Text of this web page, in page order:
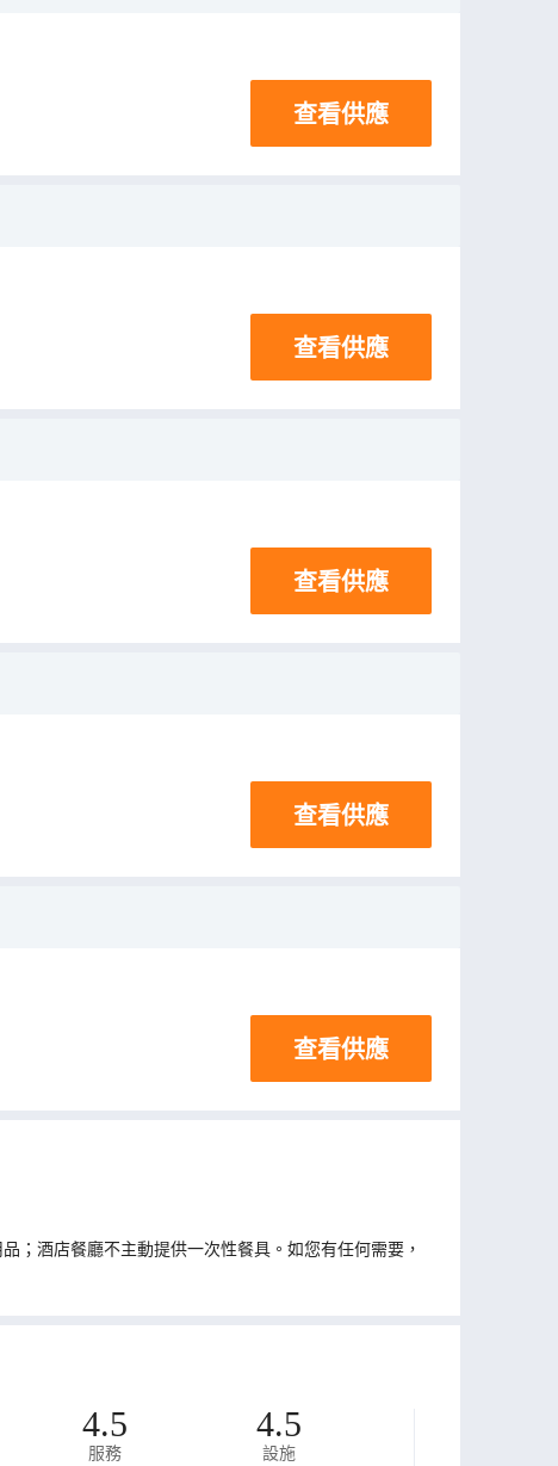
查看供應
查看供應
查看供應
查看供應
查看供應
；酒店餐廳不主動提供一次性餐具。如您有任何需要，
4.5
服務
4.5
設施